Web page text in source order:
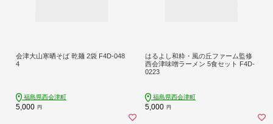
会津大山寒晒そば 乾麺 2袋 F4D-048
4
福島県西会津町
5,000 円
はるよし和粋・風の丘ファーム監修
西会津味噌ラーメン 5食セット F4D-
0223
福島県西会津町
5,000 円